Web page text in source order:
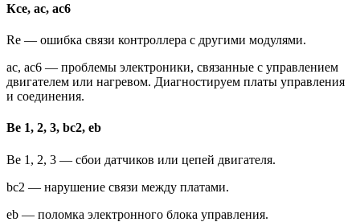
Кce, ac, ac6
Re — ошибка связи контроллера с другими модулями.
ac, ac6 — проблемы электроники, связанные с управлением
двигателем или нагревом. Диагностируем платы управления
и соединения.
Be 1, 2, 3, bc2, eb
Be 1, 2, 3 — сбои датчиков или цепей двигателя.
bc2 — нарушение связи между платами.
eb — поломка электронного блока управления.